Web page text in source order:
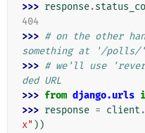
>>> response.
404
>>> # on the other
something at '/polls/'
>>> # we'll use
ded URL
>>> from django.urls
>>> response = client .
x" ))